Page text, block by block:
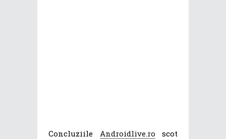
Concluziile Androidlive.ro scot